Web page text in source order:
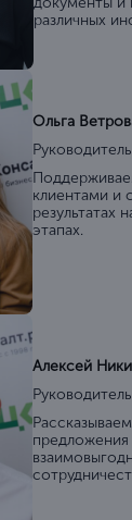
различных
Ольга
клиентами и
результатах
этапах.
Алексей